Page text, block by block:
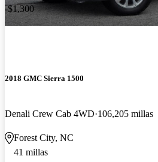
-$1,300
2018 GMC Sierra 1500
Denali Crew Cab 4WD 106,205 millas
Forest City, NC
41 millas